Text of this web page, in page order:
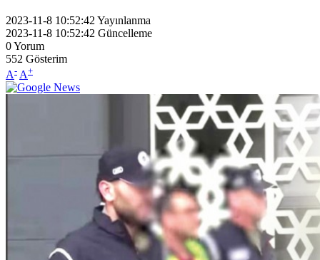
2023-11-8 10:52:42 Yayınlanma
2023-11-8 10:52:42 Güncelleme
0Yorum
552 Gösterim
A- A+